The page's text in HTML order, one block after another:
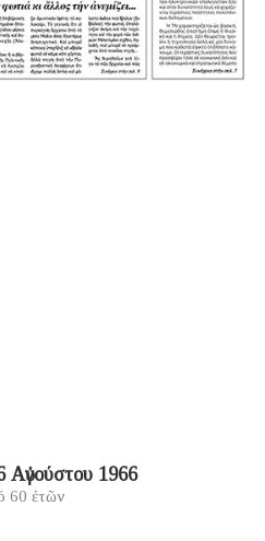
Αὐγούστου 1966
60 ἐτῶν